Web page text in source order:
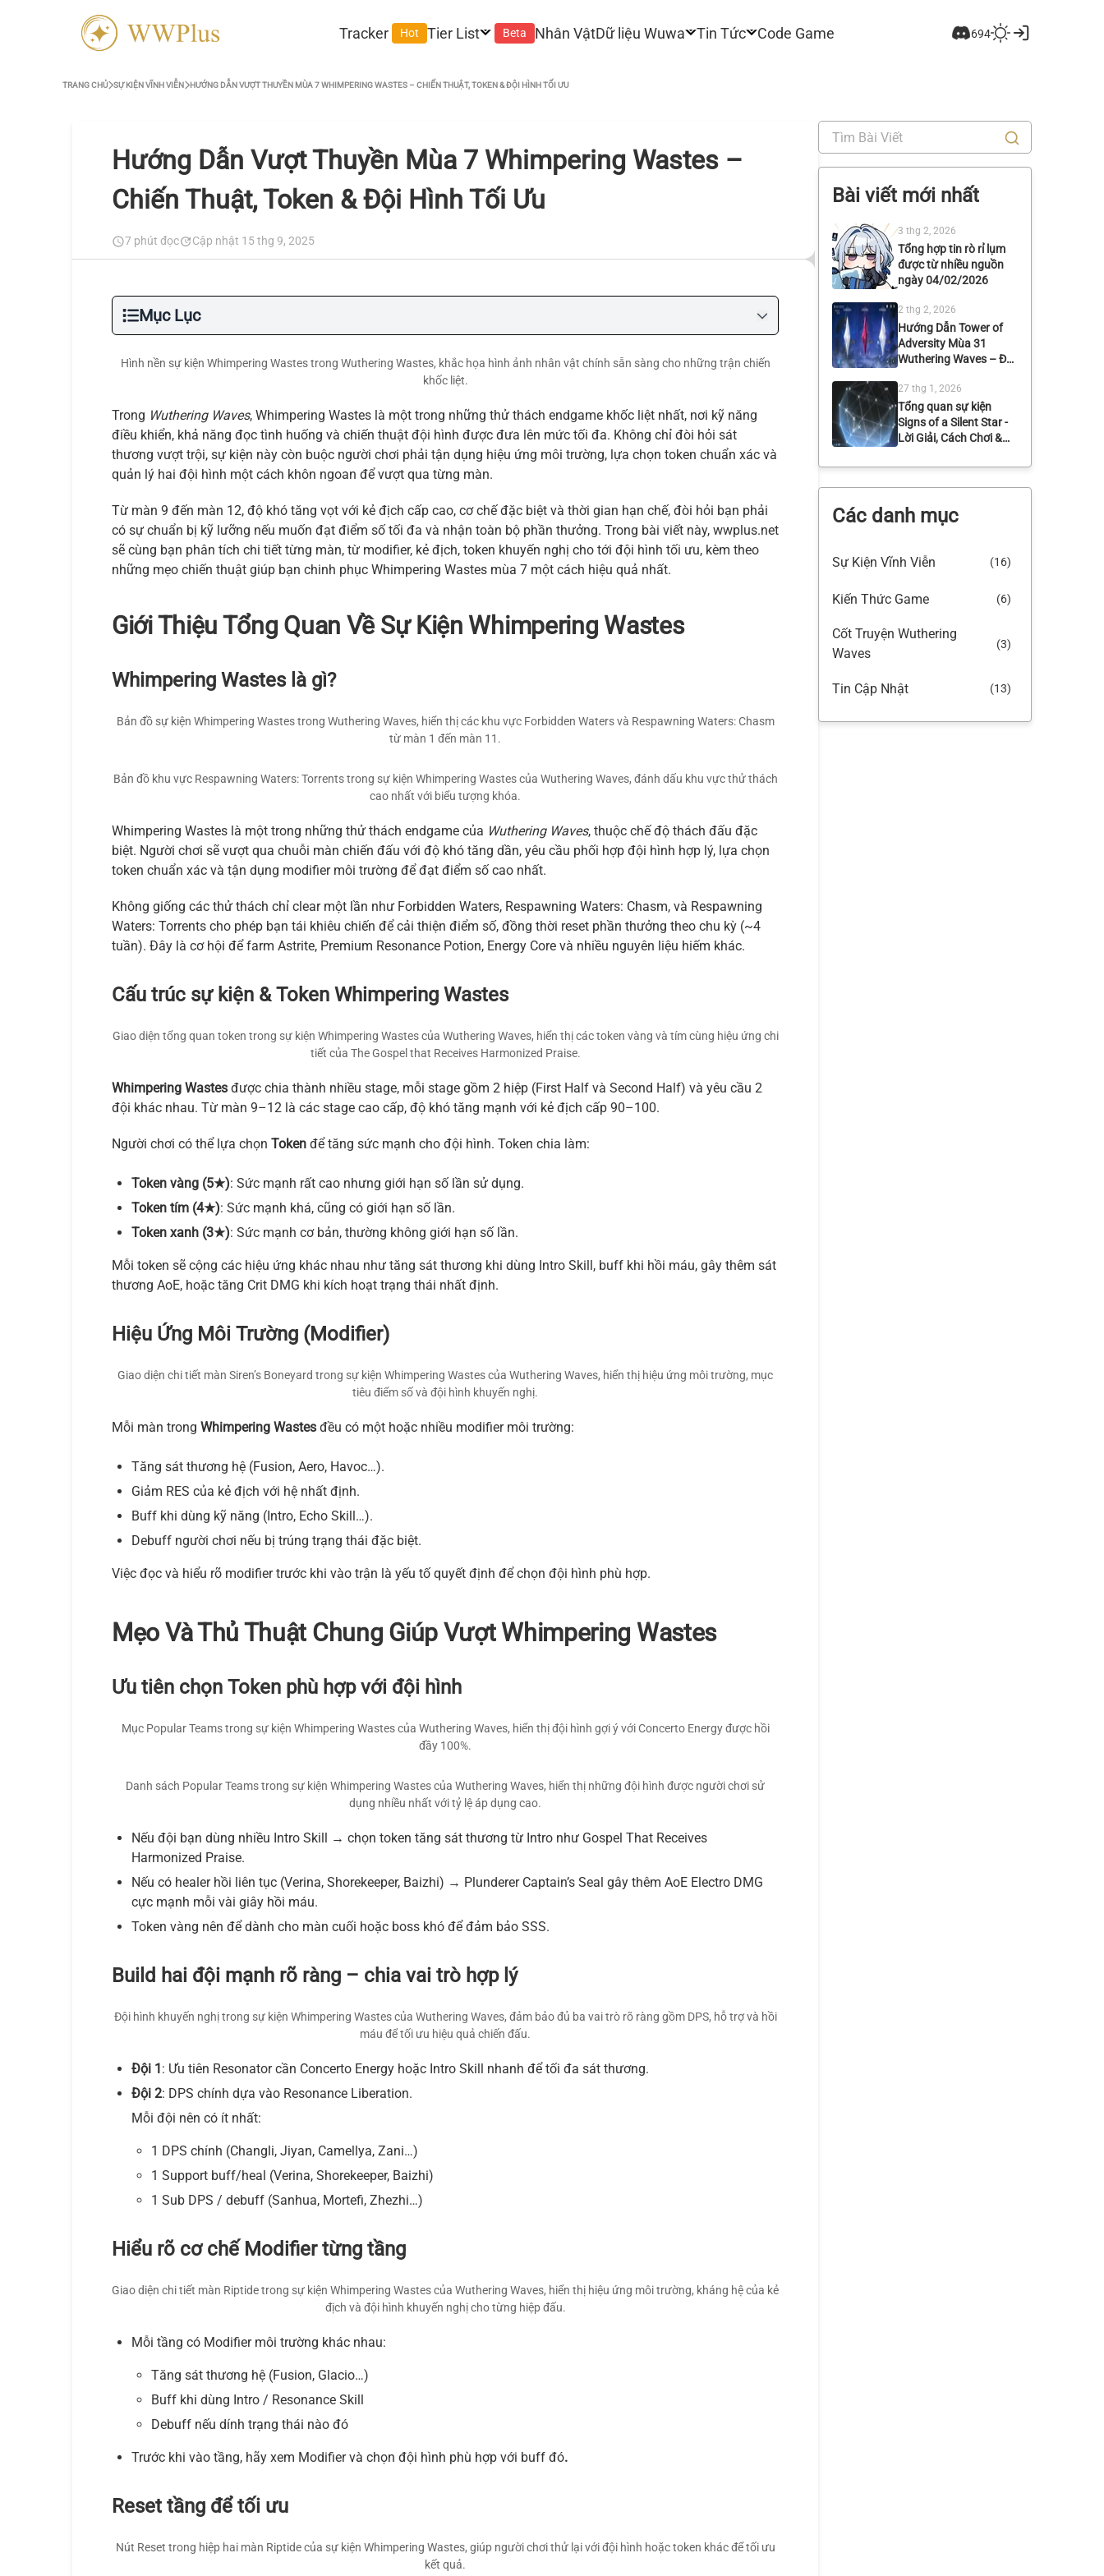
Tracker Hot Tier List Beta Nhân VậtDữ liệu Wuwa Tin Tức Code Game 694
TRANG CHỦ SỰ KIỆN VĨNH VIỄN HƯỚNG DẪN VƯỢT THUYỀN MÙA 7 WHIMPERING WASTES – CHIẾN THUẬT, TOKEN & ĐỘI HÌNH TỐI ƯU
Hướng Dẫn Vượt Thuyền Mùa 7 Whimpering Wastes –
Chiến Thuật, Token & Đội Hình Tối Ưu
7 phút đọc Cập nhật 15 thg 9, 2025
Mục Lục
Hình nền sự kiện Whimpering Wastes trong Wuthering Wastes, khắc họa hình ảnh nhân vật chính sẵn sàng cho những trận chiến
khốc liệt.
Trong Wuthering Waves, Whimpering Wastes là một trong những thử thách endgame khốc liệt nhất, nơi kỹ năng
điều khiển, khả năng đọc tình huống và chiến thuật đội hình được đưa lên mức tối đa. Không chỉ đòi hỏi sát
thương vượt trội, sự kiện này còn buộc người chơi phải tận dụng hiệu ứng môi trường, lựa chọn token chuẩn xác và
quản lý hai đội hình một cách khôn ngoan để vượt qua từng màn.
Từ màn 9 đến màn 12, độ khó tăng vọt với kẻ địch cấp cao, cơ chế đặc biệt và thời gian hạn chế, đòi hỏi bạn phải
có sự chuẩn bị kỹ lưỡng nếu muốn đạt điểm số tối đa và nhận toàn bộ phần thưởng. Trong bài viết này, wwplus.net
sẽ cùng bạn phân tích chi tiết từng màn, từ modifier, kẻ địch, token khuyến nghị cho tới đội hình tối ưu, kèm theo
những mẹo chiến thuật giúp bạn chinh phục Whimpering Wastes mùa 7 một cách hiệu quả nhất.
Giới Thiệu Tổng Quan Về Sự Kiện Whimpering Wastes
Whimpering Wastes là gì?
Bản đồ sự kiện Whimpering Wastes trong Wuthering Waves, hiển thị các khu vực Forbidden Waters và Respawning Waters: Chasm
từ màn 1 đến màn 11.
Bản đồ khu vực Respawning Waters: Torrents trong sự kiện Whimpering Wastes của Wuthering Waves, đánh dấu khu vực thử thách
cao nhất với biểu tượng khóa.
Whimpering Wastes là một trong những thử thách endgame của Wuthering Waves, thuộc chế độ thách đấu đặc
biệt. Người chơi sẽ vượt qua chuỗi màn chiến đấu với độ khó tăng dần, yêu cầu phối hợp đội hình hợp lý, lựa chọn
token chuẩn xác và tận dụng modifier môi trường để đạt điểm số cao nhất.
Không giống các thử thách chỉ clear một lần như Forbidden Waters, Respawning Waters: Chasm, và Respawning
Waters: Torrents cho phép bạn tái khiêu chiến để cải thiện điểm số, đồng thời reset phần thưởng theo chu kỳ (~4
tuần). Đây là cơ hội để farm Astrite, Premium Resonance Potion, Energy Core và nhiều nguyên liệu hiếm khác.
Cấu trúc sự kiện & Token Whimpering Wastes
Giao diện tổng quan token trong sự kiện Whimpering Wastes của Wuthering Waves, hiển thị các token vàng và tím cùng hiệu ứng chi
tiết của The Gospel that Receives Harmonized Praise.
Whimpering Wastes được chia thành nhiều stage, mỗi stage gồm 2 hiệp (First Half và Second Half) và yêu cầu 2
đội khác nhau. Từ màn 9–12 là các stage cao cấp, độ khó tăng mạnh với kẻ địch cấp 90–100.
Người chơi có thể lựa chọn Token để tăng sức mạnh cho đội hình. Token chia làm:
Token vàng (5★): Sức mạnh rất cao nhưng giới hạn số lần sử dụng.
Token tím (4★): Sức mạnh khá, cũng có giới hạn số lần.
Token xanh (3★): Sức mạnh cơ bản, thường không giới hạn số lần.
Mỗi token sẽ cộng các hiệu ứng khác nhau như tăng sát thương khi dùng Intro Skill, buff khi hồi máu, gây thêm sát
thương AoE, hoặc tăng Crit DMG khi kích hoạt trạng thái nhất định.
Hiệu Ứng Môi Trường (Modifier)
Giao diện chi tiết màn Siren’s Boneyard trong sự kiện Whimpering Wastes của Wuthering Waves, hiển thị hiệu ứng môi trường, mục
tiêu điểm số và đội hình khuyến nghị.
Mỗi màn trong Whimpering Wastes đều có một hoặc nhiều modifier môi trường:
Tăng sát thương hệ (Fusion, Aero, Havoc…).
Giảm RES của kẻ địch với hệ nhất định.
Buff khi dùng kỹ năng (Intro, Echo Skill…).
Debuff người chơi nếu bị trúng trạng thái đặc biệt.
Việc đọc và hiểu rõ modifier trước khi vào trận là yếu tố quyết định để chọn đội hình phù hợp.
Mẹo Và Thủ Thuật Chung Giúp Vượt Whimpering Wastes
Ưu tiên chọn Token phù hợp với đội hình
Mục Popular Teams trong sự kiện Whimpering Wastes của Wuthering Waves, hiển thị đội hình gợi ý với Concerto Energy được hồi
đầy 100%.
Danh sách Popular Teams trong sự kiện Whimpering Wastes của Wuthering Waves, hiển thị những đội hình được người chơi sử
dụng nhiều nhất với tỷ lệ áp dụng cao.
Nếu đội bạn dùng nhiều Intro Skill → chọn token tăng sát thương từ Intro như Gospel That Receives
Harmonized Praise.
Nếu có healer hồi liên tục (Verina, Shorekeeper, Baizhi) → Plunderer Captain’s Seal gây thêm AoE Electro DMG
cực mạnh mỗi vài giây hồi máu.
Token vàng nên để dành cho màn cuối hoặc boss khó để đảm bảo SSS.
Build hai đội mạnh rõ ràng – chia vai trò hợp lý
Đội hình khuyến nghị trong sự kiện Whimpering Wastes của Wuthering Waves, đảm bảo đủ ba vai trò rõ ràng gồm DPS, hỗ trợ và hồi
máu để tối ưu hiệu quả chiến đấu.
Đội 1: Ưu tiên Resonator cần Concerto Energy hoặc Intro Skill nhanh để tối đa sát thương.
Đội 2: DPS chính dựa vào Resonance Liberation.
Mỗi đội nên có ít nhất:
1 DPS chính (Changli, Jiyan, Camellya, Zani…)
1 Support buff/heal (Verina, Shorekeeper, Baizhi)
1 Sub DPS / debuff (Sanhua, Mortefi, Zhezhi…)
Hiểu rõ cơ chế Modifier từng tầng
Giao diện chi tiết màn Riptide trong sự kiện Whimpering Wastes của Wuthering Waves, hiển thị hiệu ứng môi trường, kháng hệ của kẻ
địch và đội hình khuyến nghị cho từng hiệp đấu.
Mỗi tầng có Modifier môi trường khác nhau:
Tăng sát thương hệ (Fusion, Glacio…)
Buff khi dùng Intro / Resonance Skill
Debuff nếu dính trạng thái nào đó
Trước khi vào tầng, hãy xem Modifier và chọn đội hình phù hợp với buff đó.
Reset tầng để tối ưu
Nút Reset trong hiệp hai màn Riptide của sự kiện Whimpering Wastes, giúp người chơi thử lại với đội hình hoặc token khác để tối ưu
kết quả.
Bài viết mới nhất
3 thg 2, 2026
Tổng hợp tin rò rỉ lụm
được từ nhiều nguồn
ngày 04/02/2026
2 thg 2, 2026
Hướng Dẫn Tower of
Adversity Mùa 31
Wuthering Waves – Đội
và Phần Thưởng
27 thg 1, 2026
Tổng quan sự kiện
Signs of a Silent Star -
Lời Giải, Cách Chơi &
25 thg 1, 2026
Tổng hợp tin rò rỉ lụm
ngày 25/01/2026
Tóm Tắt Nội Dung
3.1 Wuthering Waves
Các danh mục
Sự Kiện Vĩnh Viễn (16)
Kiến Thức Game (6)
Cốt Truyện Wuthering
Waves
(3)
Tin Cập Nhật (13)
Tóm Tắt Phiên Bản (8)